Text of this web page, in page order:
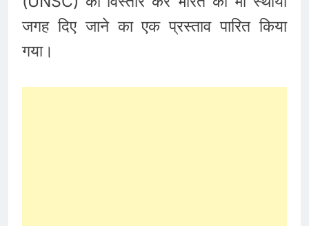
जगह दिए जाने का एक प्रस्ताव पारित किया
गया।